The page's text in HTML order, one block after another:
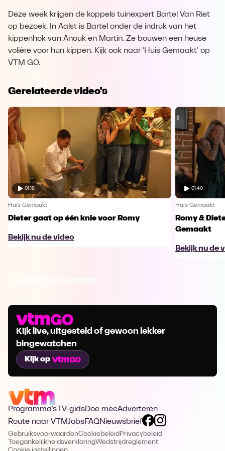
Deze week krijgen de koppels tuinexpert Bartel Van Riet
op bezoek. In Aalst is Bartel onder de indruk van het
kippenhok van Anouk en Martin. Ze bouwen een heuse
volière voor hun kippen. Kijk ook naar 'Huis Gemaakt' op
VTM GO.
Gerelateerde video's
01:18
Huis Gemaakt
Dieter gaat op één knie voor Romy
Bekijk nu de video
01:40
Huis Gemaakt
Romy &
Gemaakt
Bekijk nu de
Kijk live, uitgesteld of gewoon lekker
bingewatchen
Kijk op
Programma's TV-gidsDoe meeAdverteren
Route naar VTMJobsFAQNieuwsbrief
GebruiksvoorwaardenCookiebeleid Privacybeleid
ToegankelijkheidsverklaringWedstrijdreglement